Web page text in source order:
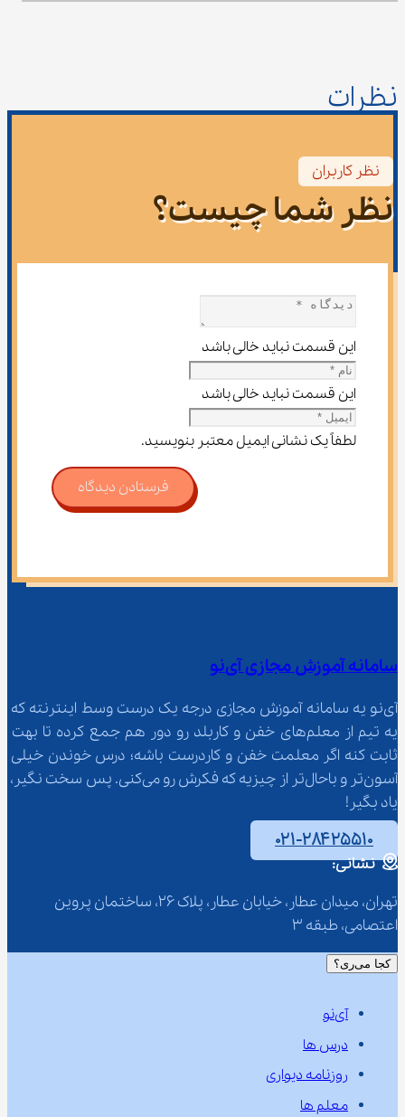
نظرات
نظر کاربران
نظر شما چیست؟
این قسمت نباید خالی باشد
این قسمت نباید خالی باشد
لطفاً یک نشانی ایمیل معتبر بنویسید.
فرستادن دیدگاه
سامانه آموزش مجازی آی‌نو
آی‌نو یه سامانه آموزش مجازی درجه یک درست وسط اینترنته که
یه تیم از معلم‌‌های خفن و کاربلد رو دور هم جمع کرده تا بهت
ثابت کنه اگر معلمت خفن و کاردرست باشه؛ درس خوندن خیلی
آسون‌تر و باحال‌تر از چیزیه که فکرش رو می‌کنی. پس سخت نگیر،
یاد بگیر!
۰۲۱-۲۸۴۲۵۵۱۰
نشانی:
تهران، میدان عطار، خیابان عطار، پلاک 26، ساختمان پروین
اعتصامی، طبقه 3
کجا می‌ری؟
آی‌نو
درس ها
روزنامه دیواری
معلم ها